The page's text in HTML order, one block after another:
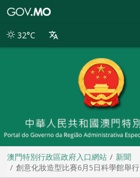
別
32°C
澳門特別行政區政府入口網站
新聞
創意化妝造型比賽6月5日科學館舉行